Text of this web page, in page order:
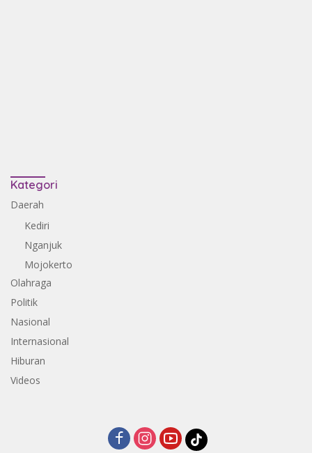
Kategori
Daerah
Kediri
Nganjuk
Mojokerto
Olahraga
Politik
Nasional
Internasional
Hiburan
Videos